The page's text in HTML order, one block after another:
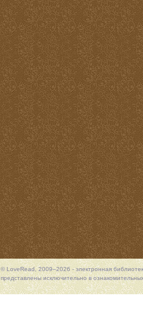
© LoveRead, 2009–2026 - электронная
представлены исключительно в